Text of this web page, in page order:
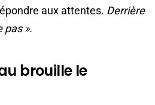
aux attentes. Derrière
pas ».
brouille le